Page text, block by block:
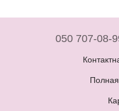
050 707-08-